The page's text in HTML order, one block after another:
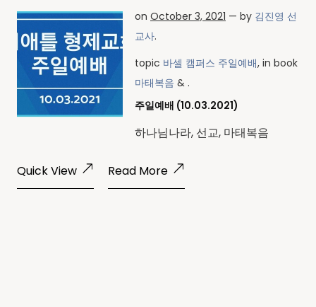
on October 3, 2021 — by 김진영 선
교사.
topic 바셀 캠퍼스 주일예배, in book
마태복음 & .
주일예배 (10.03.2021)
하나님나라, 선교, 마태복음
Quick View Read More